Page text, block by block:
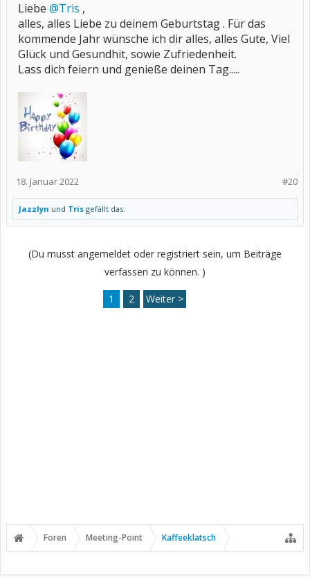
Liebe @Tris ,
alles, alles Liebe zu deinem Geburtstag . Für das
kommende Jahr wünsche ich dir alles, alles Gute, Viel
Glück und Gesundhit, sowie Zufriedenheit.
Lass dich feiern und genieße deinen Tag.....
#20
18. Januar 2022
Jazzlyn und Tris gefällt das.
(Du musst angemeldet oder registriert sein, um Beiträge
verfassen zu können. )
1 2 Weiter >
Foren Meeting-Point Kaffeeklatsch